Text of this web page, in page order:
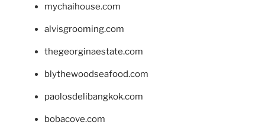
mychaihouse.com
alvisgrooming.com
thegeorginaestate.com
blythewoodseafood.com
paolosdelibangkok.com
bobacove.com